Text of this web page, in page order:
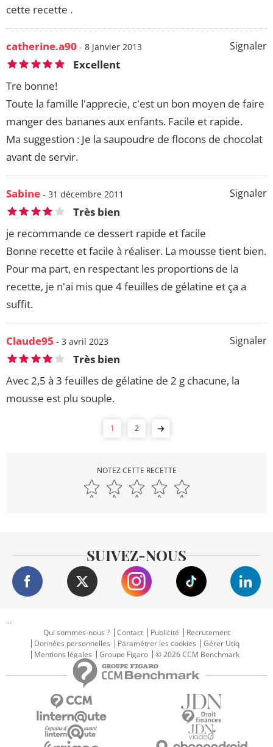
cette recette .
Signaler
catherine.a90 - 8 janvier 2013
Excellent
Tre bonne!
Toute la famille l'apprecie, c'est un bon moyen de faire
manger des bananes aux enfants. Facile et rapide.
Ma suggestion : Je la saupoudre de flocons de chocolat
avant de servir.
Signaler
Sabine - 31 décembre 2011
Très bien
je recommande ce dessert rapide et facile
Bonne recette et facile à réaliser. La mousse tient bien.
Pour ma part, en respectant les proportions de la
recette, je n'ai mis que 4 feuilles de gélatine et ça a
suffit.
Signaler
Claude95 - 3 avril 2023
Très bien
Avec 2,5 à 3 feuilles de gélatine de 2 g chacune, la
mousse est plu souple.
1 2
NOTEZ CETTE RECETTE
SUIVEZ-NOUS
...
Qui sommes-nous ?
Contact Publicité
Recrutement
Données personnelles
Paramétrer les cookies
Gérer Utiq
Mentions légales
Groupe Figaro © 2026 CCM Benchmark